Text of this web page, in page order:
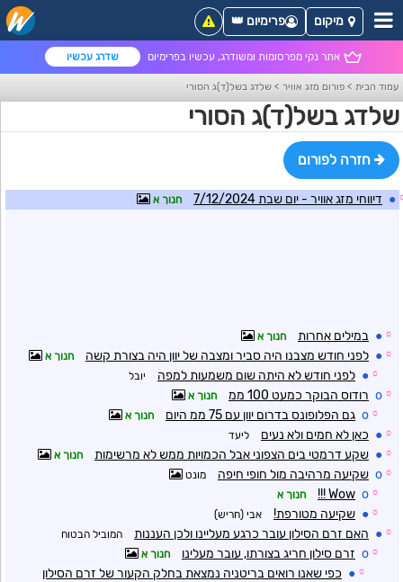
אתר נקי מפרסומות ומשודרג, עכשיו בפרימיום שדרג עכשיו
מיקום פרימיום 👑
עמוד הבית > פורום מזג אוויר > שלדג בשל(ד)ג הסורי
שלדג בשל(ד)ג הסורי
חזרה לפורום
● דיווחי מזג אוויר - יום שבת 7/12/2024 חנוך א
☼
● במילים אחרות חנוך א
☼
● לפני חודש מצבנו היה סביר ומצבה של יוון היה בצורת קשה חנוך א
☼
● לפני חודש לא היתה שום משמעות למפה יובל
☼
o רודוס הבוקר כמעט 100 ממ חנוך א
☼
o גם הפלופונס בדרום יוון עם 75 ממ היום חנוך א
☼
● כאן לא חמים ולא נעים ליעד
☼
● שקע דרמטי בים הצפוני אבל הכמויות ממש לא מרשימות חנוך א
☼
o שקיעה מרהיבה מול חופי חיפה מונט
☼
o
Wow !!! חנוך א
☼
● שקיעה מטורפת! אבי (חריש)
☼
● האם זרם הסילון עובר כרגע מעליינו ולכן העננות המוביל הבטוח
☼
o זרם סילון חריג בצורתו, עובר מעלינו חנוך א
☼
● כפי שאנו רואים בריטניה נמצאת בחלק הקעור של זרם הסילון